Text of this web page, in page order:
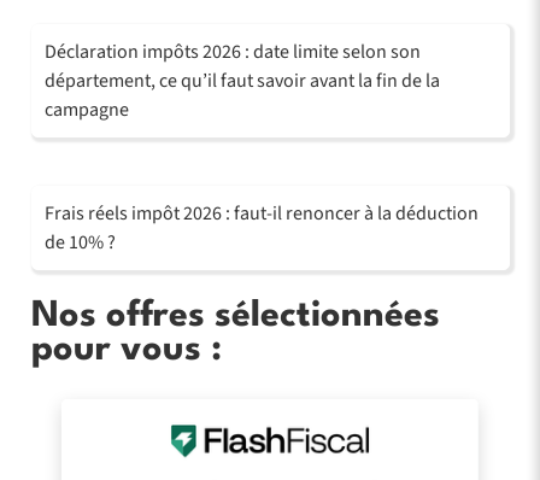
Déclaration impôts 2026 : date limite selon son
département, ce qu’il faut savoir avant la fin de la
campagne
Frais réels impôt 2026 : faut-il renoncer à la déduction
de 10% ?
Nos offres sélectionnées
pour vous :